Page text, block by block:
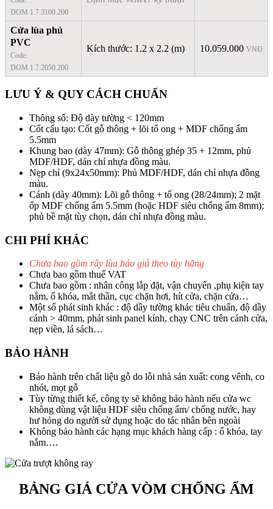
DOM.1.7.3100.200
Cửa lùa phủ
PVC
Code:
DOM.1.7.2050.200
Kích thước: 1.2 x 2.2 (m) 10.059.000 VNĐ
LƯU Ý & QUY CÁCH CHUẨN
Thông số: Độ dày tường < 120mm
Cốt cấu tạo: Cốt gỗ thông + lõi tổ ong + MDF chống ẩm
5.5mm
Khung bao (dày 47mm): Gỗ thông ghép 35 + 12mm, phủ
MDF/HDF, dán chỉ nhựa đồng màu.
Nẹp chỉ (9x24x50mm): Phủ MDF/HDF, dán chỉ nhựa đồng
màu.
Cánh (dày 40mm): Lõi gỗ thông + tổ ong (28/24mm); 2 mặt
ốp MDF chống ẩm 5.5mm (hoặc HDF siêu chống ẩm 8mm);
phủ bề mặt tùy chọn, dán chỉ nhựa đồng màu.
CHI PHÍ KHÁC
Chưa bao gồm rây lùa báo giá theo tùy hãng
Chưa bao gồm thuế VAT
Chưa bao gồm : nhân công lắp đặt, vận chuyển ,phụ kiện tay
nắm, ổ khóa, mắt thần, cục chặn hơi, hít cửa, chặn cửa…
Một số phát sinh khác : độ dầy tường khác tiêu chuẩn, độ dầy
cánh > 40mm, phát sinh panel kính, chạy CNC trên cánh cửa,
nẹp viền, lá sách…
BẢO HÀNH
Bảo hành trên chất liệu gỗ do lỗi nhà sản xuất: cong vênh, co
nhót, mọt gỗ
Tùy từng thiết kế, công ty sẽ không bảo hành nếu cửa wc
không dùng vật liệu HDF siêu chống ẩm/ chống nước, hay
hư hỏng do người sử dụng hoặc do tác nhân bên ngoài
Không bảo hành các hạng mục khách hàng cấp : ổ khóa, tay
nắm….
BẢNG GIÁ CỬA VÒM CHỐNG ẨM